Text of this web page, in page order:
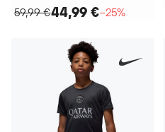
59,99 €44,99 €−25%